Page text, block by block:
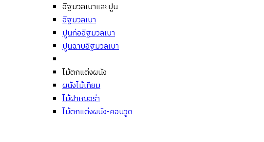
อิฐมวลเบาและปูน
อิฐมวลเบา
ปูนก่ออิฐมวลเบา
ปูนฉาบอิฐมวลเบา
ไม้ตกแต่งผนัง
ผนังไม้เทียม
ไม้ฝาเฌอร่า
ไม้ตกแต่งผนัง-คอนวูด